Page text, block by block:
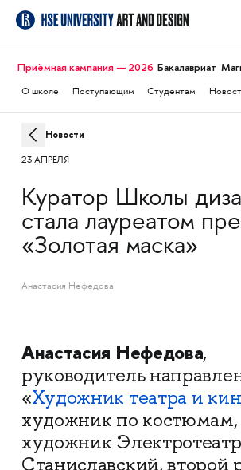
Приёмная кампания — 2026 Бакалавриат
О школе Поступающим Студентам
Новости
23 АПРЕЛЯ
Куратор Школы
стала лауреатом
«Золотая маска»
Анастасия Нефедова
Анастасия Нефедова,
руководитель
«Художник театра и
художник по костюмам,
художник
Станиславский, второй